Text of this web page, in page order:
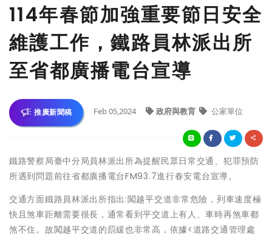
114年春節加強重要節日安全
維護工作，鐵路員林派出所
至省都廣播電台宣導
推廣新聞稿 Feb 05,2024 政府與教育 公家單位
鐵路警察局臺中分局員林派出所為提醒民眾日常交通、犯罪預防
所遇到問題前往省都廣播電台FM93.7進行春安電台宣導。
交通方面鐵路員林派出所指出:闖越平交道非常危險，列車速度極
快且煞車距離需要很長，通常看到平交道上有人、車時再煞車都
煞不住。故闖越平交道的罰緩也非常高，依據<道路交通管理處